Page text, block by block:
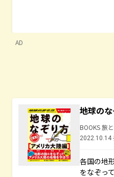
AD
地球の
BOOKS 旅
2022.10.14
各国の地
をなぞっ